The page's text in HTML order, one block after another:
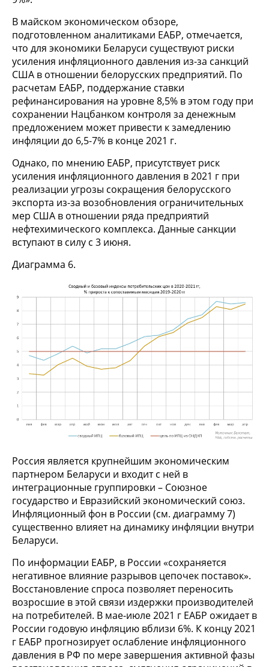
В майском экономическом обзоре,
подготовленном аналитиками ЕАБР, отмечается,
что для экономики Беларуси существуют риски
усиления инфляционного давления из-за санкций
США в отношении белорусских предприятий. По
расчетам ЕАБР, поддержание ставки
рефинансирования на уровне 8,5% в этом году при
сохранении Нацбанком контроля за денежным
предложением может привести к замедлению
инфляции до 6,5-7% в конце 2021 г.
Однако, по мнению ЕАБР, присутствует риск
усиления инфляционного давления в 2021 г при
реализации угрозы сокращения белорусского
экспорта из-за возобновления ограничительных
мер США в отношении ряда предприятий
нефтехимического комплекса. Данные санкции
вступают в силу с 3 июня.
Диаграмма 6.
Россия является крупнейшим экономическим
партнером Беларуси и входит с ней в
интеграционные группировки – Союзное
государство и Евразийский экономический союз.
Инфляционный фон в России (см. диаграмму 7)
существенно влияет на динамику инфляции внутри
Беларуси.
По информации ЕАБР, в России «сохраняется
негативное влияние разрывов цепочек поставок».
Восстановление спроса позволяет переносить
возросшие в этой связи издержки производителей
на потребителей. В мае-июле 2021 г ЕАБР ожидает в
России годовую инфляцию вблизи 6%. К концу 2021
г ЕАБР прогнозирует ослабление инфляционного
давления в РФ по мере завершения активной фазы